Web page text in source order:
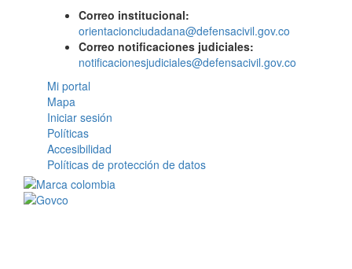
Correo institucional:
orientacionciudadana@defensacivil.gov.co
Correo notificaciones judiciales:
notificacionesjudiciales@defensacivil.gov.co
Mi portal
Mapa
Iniciar sesión
Políticas
Accesibilidad
Políticas de protección de datos